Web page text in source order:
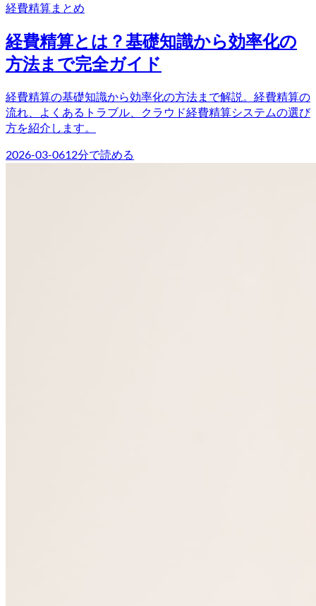
経費精算まとめ
経費精算とは？基礎知識から効率化の
方法まで完全ガイド
経費精算の基礎知識から効率化の方法まで解説。経費精算の
流れ、よくあるトラブル、クラウド経費精算システムの選び
方を紹介します。
2026-03-0612分で読める